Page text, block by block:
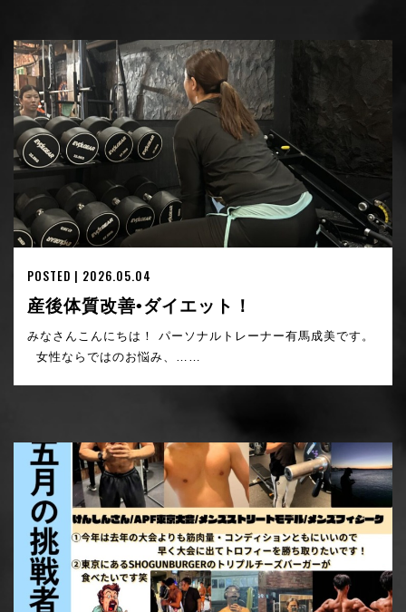
POSTED | 2026.05.04
産後体質改善•ダイエット！
みなさんこんにちは！ パーソナルトレーナー有馬成美です。
女性ならではのお悩み、……